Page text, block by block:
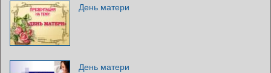
День матери
День матери